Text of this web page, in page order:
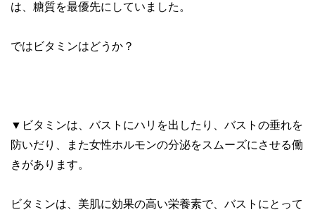
は、糖質を最優先にしていました。
ではビタミンはどうか？
▼ビタミンは、バストにハリを出したり、バストの垂れを
防いだり、また女性ホルモンの分泌をスムーズにさせる働
きがあります。
ビタミンは、美肌に効果の高い栄養素で、バストにとって